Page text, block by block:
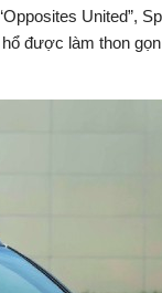
United”,
được làm thon